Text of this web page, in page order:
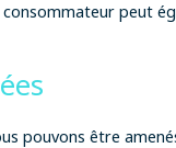
peut
pouvons être